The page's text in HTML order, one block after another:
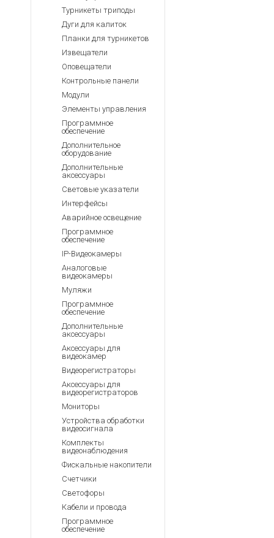
Турникеты триподы
Дуги для калиток
Планки для турникетов
Извещатели
Оповещатели
Контрольные панели
Модули
Элементы управления
Программное
обеспечение
Дополнительное
оборудование
Дополнительные
аксессуары
Световые указатели
Интерфейсы
Аварийное освещение
Программное
обеспечение
IP-Видеокамеры
Аналоговые
видеокамеры
Муляжи
Программное
обеспечение
Дополнительные
аксессуары
Аксессуары для
видеокамер
Видеорегистраторы
Аксессуары для
видеорегистраторов
Мониторы
Устройства обработки
видеосигнала
Комплекты
видеонаблюдения
Фискальные накопители
Счетчики
Светофоры
Кабели и провода
Программное
обеспечение